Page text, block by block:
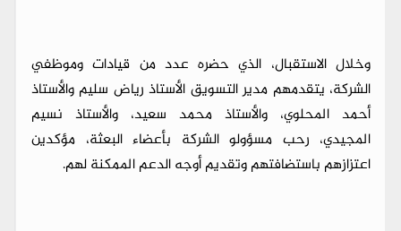
وخلال الاستقبال، الذي حضره عدد من قيادات وموظفي
الشركة، يتقدمهم مدير التسويق الأستاذ رياض سليم والأستاذ
أحمد المحلوي، والأستاذ محمد سعيد، والأستاذ نسيم
المجيدي، رحب مسؤولو الشركة بأعضاء البعثة، مؤكدين
اعتزازهم باستضافتهم وتقديم أوجه الدعم الممكنة لهم.